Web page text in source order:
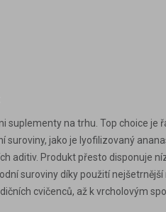
na trhu. Top choice je
jako je lyofilizovaný
aditiv. Produkt přesto disponuje
suroviny díky použití
cvičenců, až k vrcholovým